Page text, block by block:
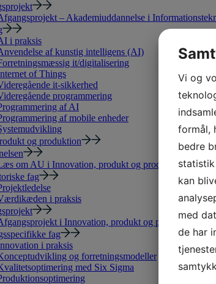
– Akademiuddannelse i
i praksis
af kunstig intelligens (AI)
it/digitalisering
of Things
it-sikkerhed
programmering
af AI
af mobile enheder
og produktion
om AU i Innovation, produkt og produktion
fag
i praksis
i Innovation, produkt og produktion
fag
i praksis
og forretningsmodeller
med Six Sigma
Vi og
formål,
bedre
kan
med
de har